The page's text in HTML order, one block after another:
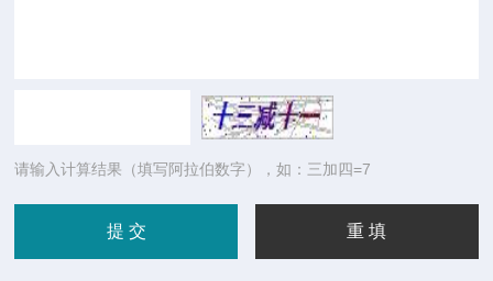
请输入计算结果（填写阿拉伯数字），如：三加四=7